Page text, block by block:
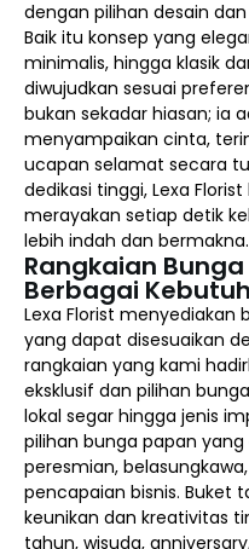
dengan pilihan desain
Baik itu konsep yang
minimalis, hingga klasik
diwujudkan sesuai
bukan sekadar hiasan; ia
menyampaikan cinta,
ucapan selamat secara
dedikasi tinggi, Lexa
merayakan setiap detik
lebih indah dan bermakna.
Rangkaian
Berbagai
Lexa Florist menyediakan
yang dapat disesuaikan
rangkaian yang kami
eksklusif dan pilihan
lokal segar hingga jenis
pilihan bunga papan
peresmian,
pencapaian bisnis. Buket
keunikan dan kreativitas
tahun, wisuda,